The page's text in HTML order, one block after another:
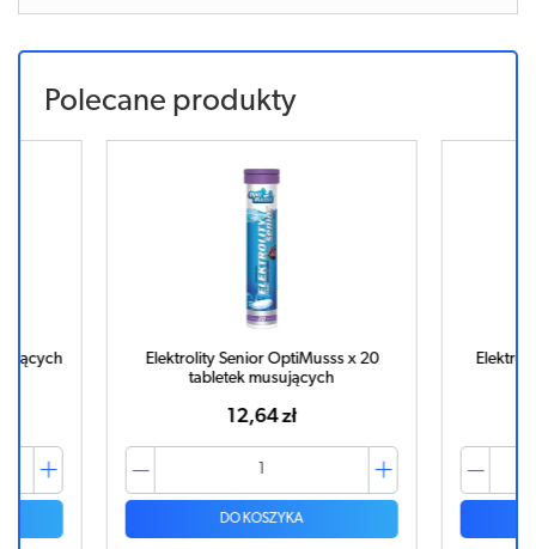
Polecane produkty
Elektrolity Senior OptiMusss x 20
tabletek musujących
12,64 zł
DO KOSZYKA